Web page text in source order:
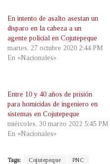
En intento de asalto asestan un
disparo en la cabeza a un
agente policial en Cojutepeque
martes, 27 octubre 2020 2:44 PM
En «Nacionales»
Entre 10 y 40 años de prisión
para homicidas de ingeniero en
sistemas en Cojutepeque
miércoles, 30 marzo 2022 5:45 PM
En «Nacionales»
Tags: Cojutepeque PNC